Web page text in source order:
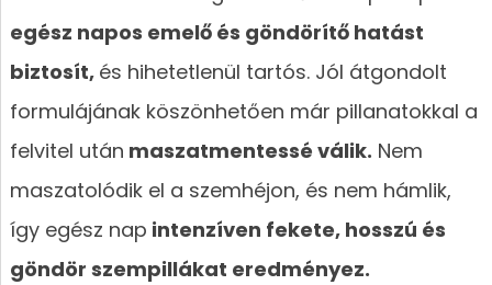
egész napos emelő és göndörítő hatást
biztosít, és hihetetlenül tartós. Jól átgondolt
formulájának köszönhetően már pillanatokkal a
felvitel után maszatmentessé válik. Nem
maszatolódik el a szemhéjon, és nem hámlik,
így egész nap intenzíven fekete, hosszú és
göndör szempillákat eredményez.